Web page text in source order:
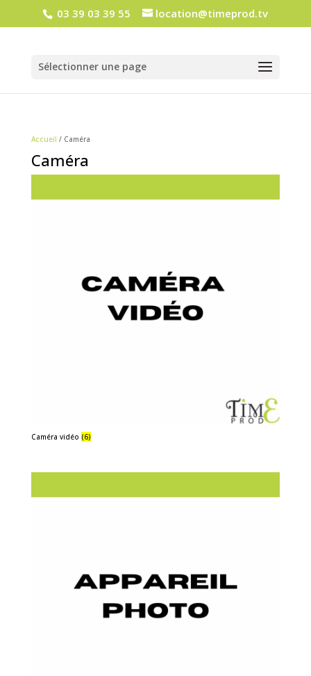
03 39 03 39 55 location@timeprod.tv
Sélectionner une page
Accueil / Caméra
Caméra
Caméra vidéo (6)